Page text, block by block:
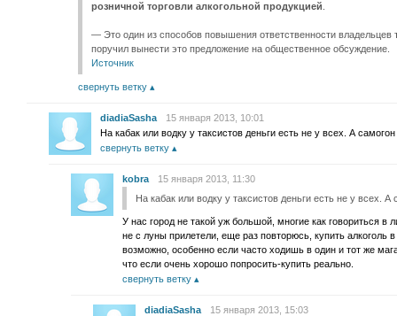
розничной торговли алкогольной продукцией
— Это один из способов повышения ответственности владельцев
поручил вынести это предложение на общественное обсуждение.
Источник
свернуть ветку
diadiaSasha
15 января 2013, 10:01
На кабак или водку у таксистов деньги есть не у всех. А
свернуть ветку
kobra
15 января 2013, 11:30
На кабак или водку у таксистов деньги есть не у всех.
У нас город не такой уж большой, многие как говориться в
не с луны прилетели, еще раз повторюсь, купить алкоголь
возможно, особенно если часто ходишь в один и тот же
что если очень хорошо попросить-купить реально.
свернуть ветку
diadiaSasha
15 января 2013, 15:03